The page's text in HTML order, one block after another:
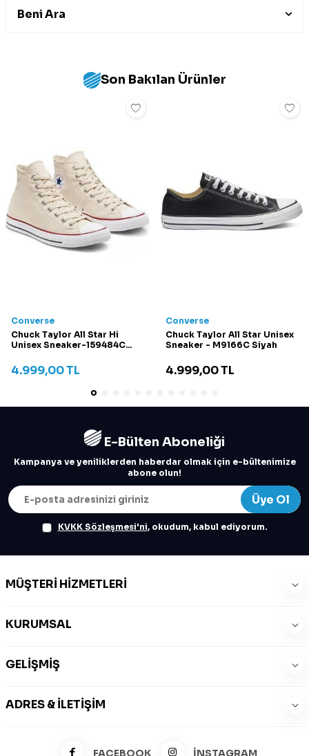
Elastik etek ucu
Geri dönüştürülmüş içerik
bluesign® ürünü
Beni Ara
Son Bakılan Ürünler
Converse
Chuck Taylor All Star Hi
Unisex Sneaker-159484C
4.999,00TL
Converse
Chuck Taylor All Star Unisex
Sneaker - M9166C Siyah
4.999,00TL
E-Bülten Aboneliği
Kampanya ve yeniliklerden haberdar olmak için e-bültenimize
abone olun!
Üye Ol
KVKK Sözleşmesi'ni, okudum, kabul ediyorum.
MÜŞTERI HIZMETLERI
KURUMSAL
GELIŞMIŞ
ADRES & İLETIŞIM
FACEBOOK İNSTAGRAM